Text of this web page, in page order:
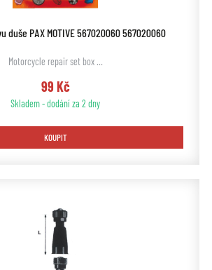
duše PAX MOTIVE 567020060 567020060
Motorcycle repair set box …
99 Kč
Skladem - dodání za 2 dny
KOUPIT